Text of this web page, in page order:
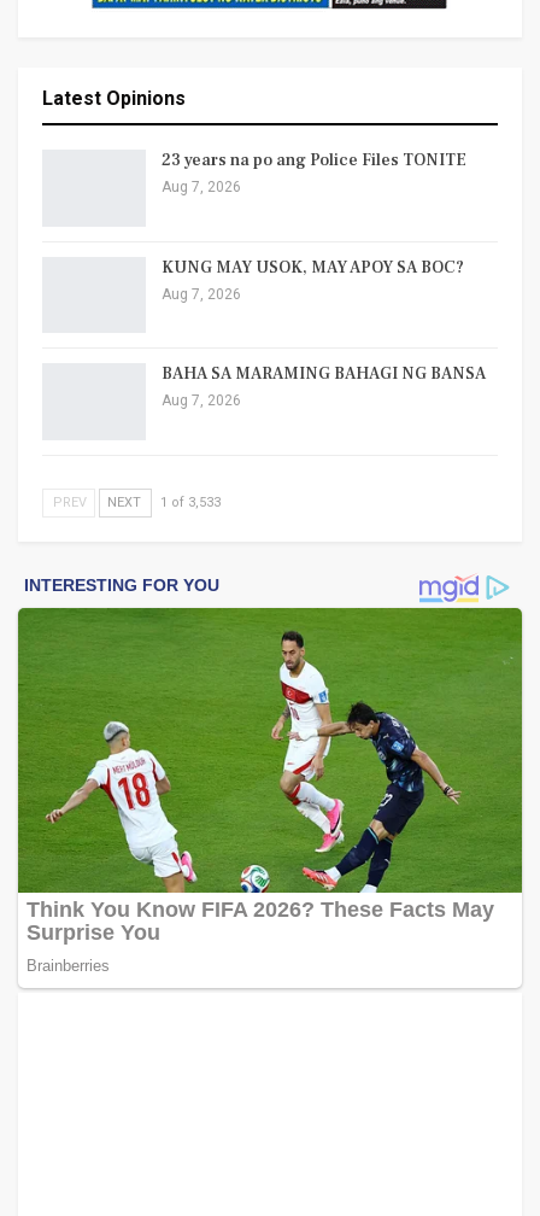
Latest Opinions
23 years na po ang Police Files TONITE
Aug 7, 2026
KUNG MAY USOK, MAY APOY SA BOC?
Aug 7, 2026
BAHA SA MARAMING BAHAGI NG BANSA
Aug 7, 2026
PREV NEXT 1 of 3,533